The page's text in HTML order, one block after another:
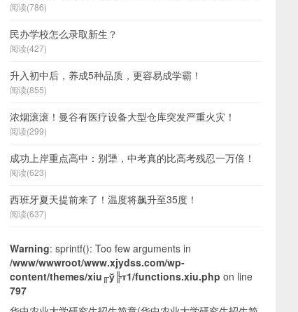
阅读(786)
民办学校怎么录取新生？
阅读(427)
升入初中后，养成5种品质，更容易成学霸！
阅读(855)
浓烟滚滚！曼谷有医疗设备大型仓库突发严重火灾！
阅读(299)
成功上岸重点高中：别犟，中考真的比高考残忍一万倍！
阅读(623)
西班牙夏天提前来了！温度将飙升至35度！
阅读(637)
Warning: sprintf(): Too few arguments in
/www/wwwroot/www.xjydss.com/wp-
content/themes/xiu╓ў╠т1/functions.xiu.php on line
797